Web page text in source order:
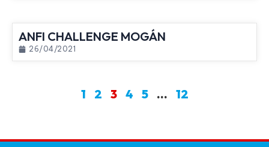
ANFI CHALLENGE MOGÁN
26/04/2021
1 2 3 4 5 … 12